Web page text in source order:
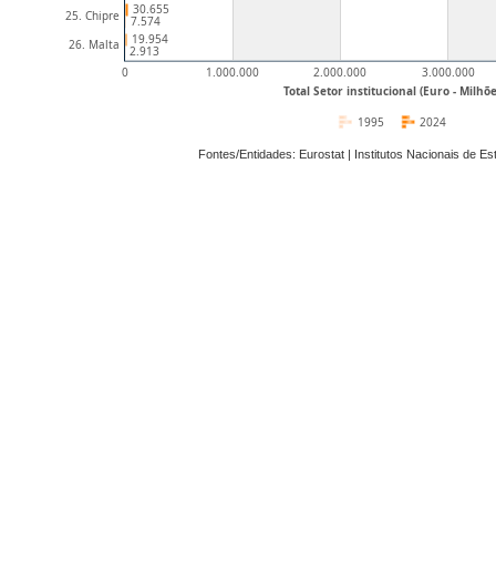
Total Setor institucional (Euro -
0 1.000.000 2.000.000 3.000.000
25. Chipre
26. Malta
30.655
19.954
7.574
2.913
2024
1995
Fontes/Entidades: Eurostat | Institutos Nacionais de